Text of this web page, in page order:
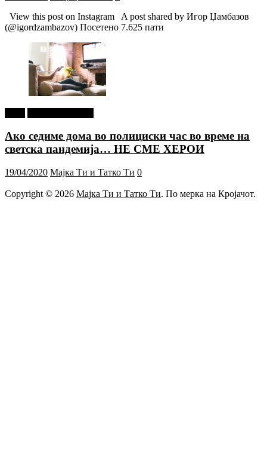
View this post on Instagram A post shared by Игор Џамбазов
(@igordzambazov) Посетено 7.625 пати
Ако седиме дома во полициски час во време на
светска пандемија… НЕ СМЕ ХЕРОИ
19/04/2020 Мајка Ти и Татко Ти 0
Copyright © 2026 Мајка Ти и Татко Ти. По мерка на Кројачот.